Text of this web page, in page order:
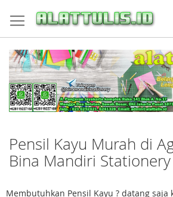
to
Content
Pensil Kayu Murah di
Bina Mandiri Stationery
Membutuhkan Pensil Kayu ? datang